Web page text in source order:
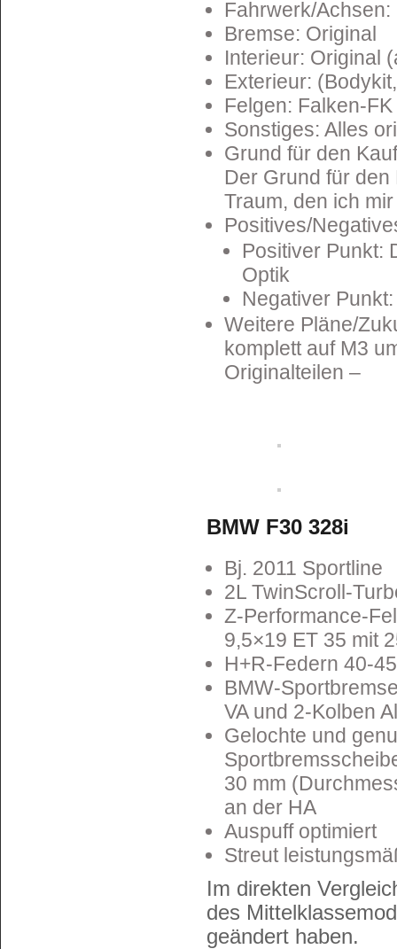
Fahrwerk/
Bremse: Original
Interieur: Original
Exterieur:
Felgen: Falken-
Sonstiges: Alles
Grund für den
Der Grund für
Traum, den ich
Positives/
Positiver Punkt:
Optik
Negativer
Weitere Pläne/
komplett auf M3
Originalteilen –
BMW F30 328i
Bj. 2011 Sportline
2L TwinScroll-
Z-Performance-
9,5×19 ET 35 mit
H+R-Federn 40-
BMW-
VA und 2-Kolben
Gelochte und
30 mm
an der HA
Auspuff optimiert
Streut
Im direkten
des
geändert haben.